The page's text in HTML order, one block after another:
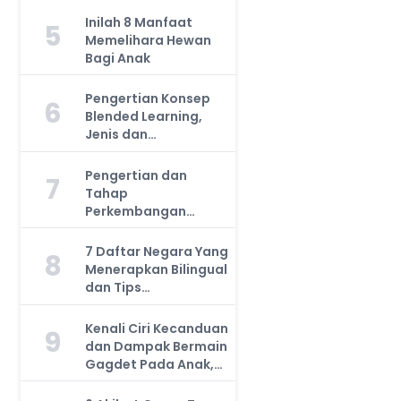
5
Inilah 8 Manfaat
Memelihara Hewan
Bagi Anak
6
Pengertian Konsep
Blended Learning,
Jenis dan
Manfaatnya, Anda
Harus Tahu!
7
Pengertian dan
Tahap
Perkembangan
Kemampuan Kognitif
Anak, Bunda Wajib
Tahu!
8
7 Daftar Negara Yang
Menerapkan Bilingual
dan Tips
Mengajarkan Pada
Anak
9
Kenali Ciri Kecanduan
dan Dampak Bermain
Gagdet Pada Anak,
Orang Tua Wajib